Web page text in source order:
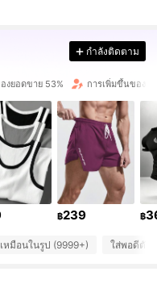
กำลังติดตาม
งยอดขาย 53% การเพิ่มขึ้นของผู้
฿239 ฿
เหมือนในรูป (9999+) ใส่พอดีตัว